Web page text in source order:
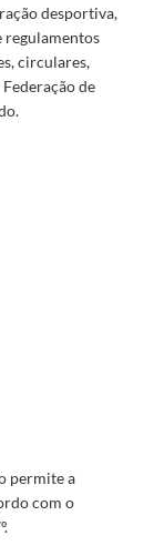
desportiva,
regulamentos
circulares,
de
permite a
com o